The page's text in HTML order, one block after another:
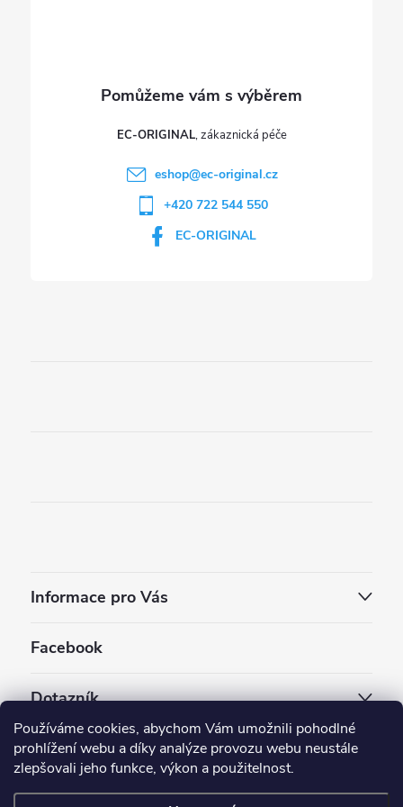
Používáme cookies, abychom Vám umožnili pohodlné
prohlížení webu a díky analýze provozu webu neustále
zlepšovali jeho funkce, výkon a použitelnost.
EC-ORIGINAL
eshop@ec-original.cz
+420 722 544 550
EC-ORIGINAL
Informace pro Vás
Facebook
Dotazník
Jaký styl vapování vám vyhovuje ?